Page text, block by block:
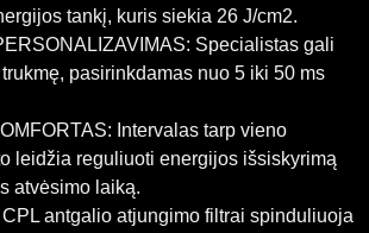
tankį, kuris siekia 26 J/cm2.
Specialistas gali
pasirinkdamas nuo 5 iki 50 ms
Intervalas tarp vieno
leidžia reguliuoti energijos išsiskyrimą
atvėsimo laiką.
antgalio atjungimo filtrai spinduliuoja